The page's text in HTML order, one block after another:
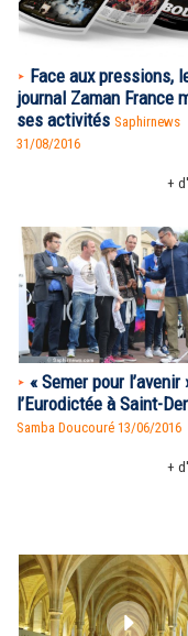
Face aux pressions,
journal Zaman France
ses activités Saphirnews
31/08/2016
+
« Semer pour l’avenir
l’Eurodictée à Saint-
Samba Doucouré 13/06/2016
+